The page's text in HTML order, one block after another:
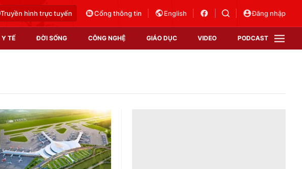
Truyền hình trực tuyến Cổng thông tin English Đăng nhập
Y TẾ ĐỜI SỐNG CÔNG NGHỆ GIÁO DỤC VIDEO PODCAST
Video
Shorts video
Podcast
VTV Sức khoẻ